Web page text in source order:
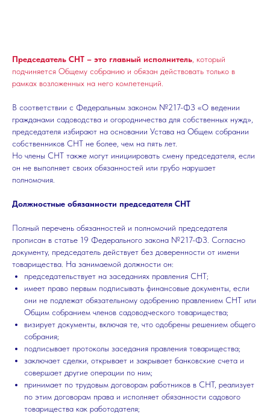
Председатель СНТ – это главный исполнитель , который
подчиняется Общему собранию и обязан действовать только в
рамках возложенных на него компетенций.
В соответствии с Федеральным законом №217-ФЗ «О ведении
гражданами садоводства и огородничества для собственных нужд»,
председателя избирают на основании Устава на Общем собрании
собственников СНТ не более, чем на пять лет.
Но члены СНТ также могут инициировать смену председателя, если
он не выполняет своих обязанностей или грубо нарушает
полномочия.
Должностные обязанности председателя СНТ
Полный перечень обязанностей и полномочий председателя
прописан в статье 19 Федерального закона №217-ФЗ. Согласно
документу, председатель действует без доверенности от имени
товарищества. На занимаемой должности он:
председательствует на заседаниях правления СНТ;
имеет право первым подписывать финансовые документы, если
они не подлежат обязательному одобрению правлением СНТ или
Общим собранием членов садоводческого товарищества;
визирует документы, включая те, что одобрены решением общего
собрания;
подписывает протоколы заседания правления товарищества;
заключает сделки, открывает и закрывает банковские счета и
совершает другие операции по ним;
принимает по трудовым договорам работников в СНТ, реализует
по этим договорам права и исполняет обязанности садового
товарищества как работодателя;